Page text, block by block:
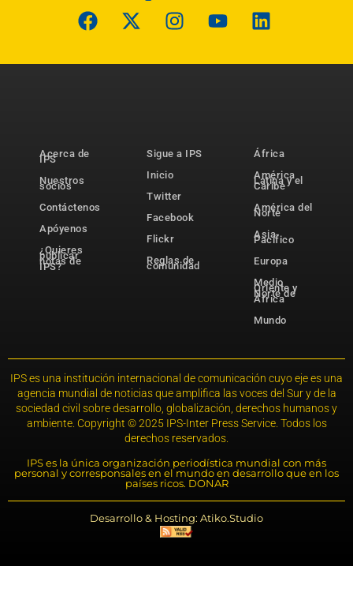
Acerca de
IPS
Nuestros
socios
Contáctenos
Apóyenos
¿Quieres
publicar
notas de
IPS?
Sigue a IPS
Inicio
Twitter
Facebook
Flickr
Reglas de
comunidad
África
América
Latina y el
Caribe
América del
Norte
Asia-
Pacífico
Europa
Medio
Oriente y
Norte de
África
Mundo
IPS es una institución internacional de comunicación cuyo eje es una
agencia mundial de noticias que amplifica las voces del Sur y de la
sociedad civil sobre desarrollo, globalización, derechos humanos y
ambiente. Copyright © 2025 IPS-Inter Press Service. Todos los
derechos reservados.
IPS es la única organización periodística mundial con más
personal y corresponsales en el mundo en desarrollo que en los
países ricos. DONAR
Desarrollo & Hosting: Atiko.Studio